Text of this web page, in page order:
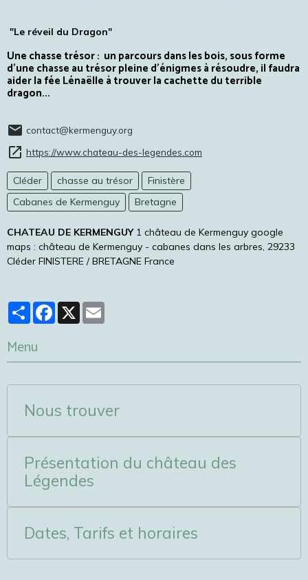
"Le réveil du Dragon"
Une chasse trésor : un parcours dans les bois, sous forme
d'une chasse au trésor pleine d'énigmes à résoudre, il faudra
aider la fée Lénaëlle à trouver la cachette du terrible
dragon...
contact@kermenguy.org
https://www.chateau-des-legendes.com
Cléder chasse au trésor
Finistère
Cabanes de Kermenguy
Bretagne
CHATEAU DE KERMENGUY1 château de Kermenguy google
maps : château de Kermenguy - cabanes dans les arbres, 29233
Cléder FINISTERE / BRETAGNE France
PartagerFacebook
X
Menu
Nous trouver
Présentation du château des
Légendes
Dates, Tarifs et horaires